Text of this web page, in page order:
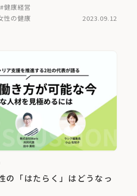
#健康経営
性の健康 2023.09.12
の「はたらく」はどうなっ